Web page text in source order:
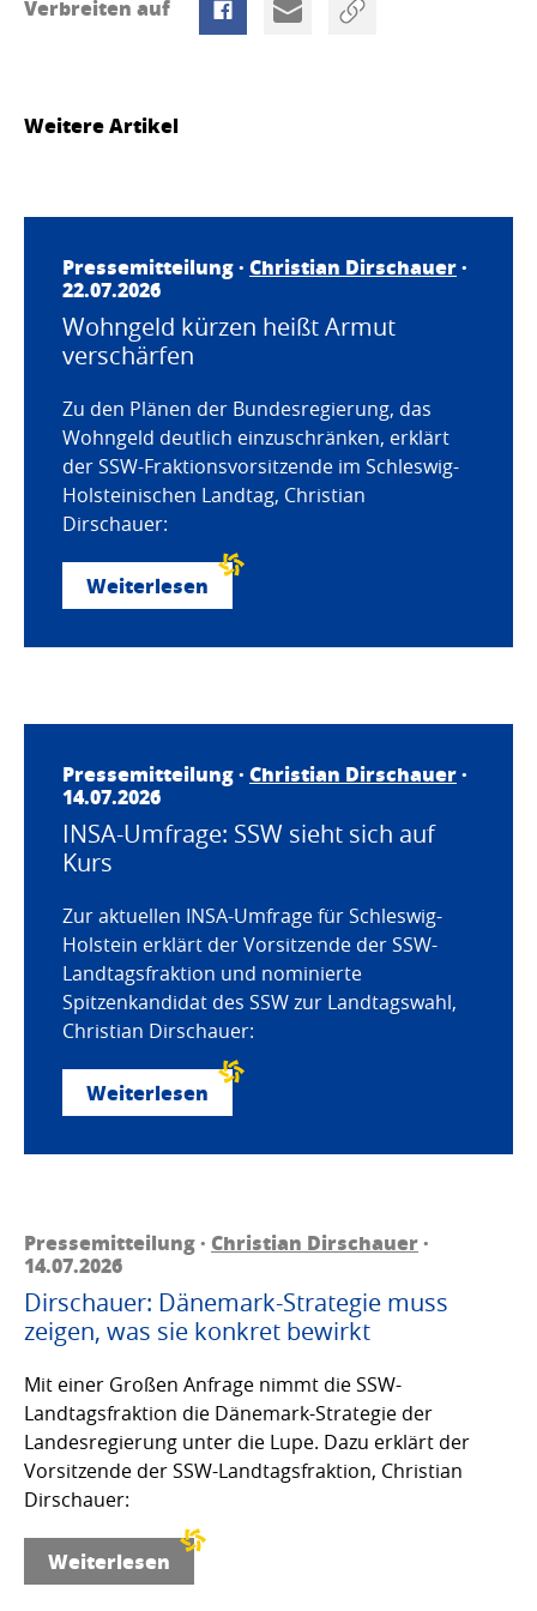
Verbreiten auf
Weitere Artikel
Pressemitteilung · Christian Dirschauer·
22.07.2026
Wohngeld kürzen heißt Armut
verschärfen
Zu den Plänen der Bundesregierung, das
Wohngeld deutlich einzuschränken, erklärt
der SSW-Fraktionsvorsitzende im Schleswig-
Holsteinischen Landtag, Christian
Dirschauer:
Weiterlesen
Pressemitteilung · Christian Dirschauer·
14.07.2026
INSA-Umfrage: SSW sieht sich auf
Kurs
Zur aktuellen INSA-Umfrage für Schleswig-
Holstein erklärt der Vorsitzende der SSW-
Landtagsfraktion und nominierte
Spitzenkandidat des SSW zur Landtagswahl,
Christian Dirschauer:
Weiterlesen
Pressemitteilung · Christian Dirschauer·
14.07.2026
Dirschauer: Dänemark-Strategie muss
zeigen, was sie konkret bewirkt
Mit einer Großen Anfrage nimmt die SSW-
Landtagsfraktion die Dänemark-Strategie der
Landesregierung unter die Lupe. Dazu erklärt der
Vorsitzende der SSW-Landtagsfraktion, Christian
Dirschauer:
Weiterlesen